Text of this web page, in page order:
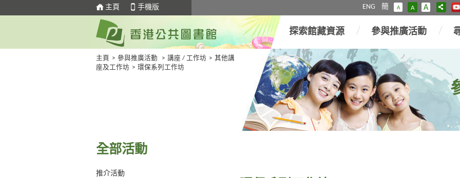
主頁 手機版 ENG 簡 A A A
探索館藏資源 參與推廣活動
主頁 > 參與推廣活動 > 講座 / 工作坊 > 其他講
座及工作坊 > 環保系列工作坊
全部活動
推介活動